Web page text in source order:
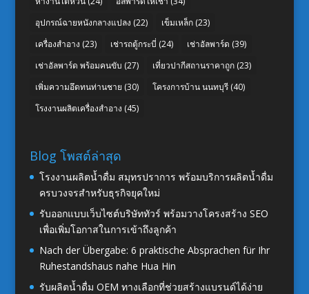
อุปกรณ์ฉายหนังกลางแปลง (22) เข็มเหล็ก(23)
เครื่องสำอาง (23) เช่ารถตู้กระบี่ (24) เช่าอัลพาร์ด (39)
เช่าอัลพาร์ด พร้อมคนขับ (27) เที่ยวปากีสถานราคาถูก(23)
เพิ่มความอึดทนท่านชาย (30) โครงการบ้าน นนทบุรี(40)
โรงงานผลิตเครื่องสำอาง (45)
Blog โพสต์ล่าสุด
โรงงานผลิตน้ำดื่ม สมุทรปราการ พร้อมบริการผลิตน้ำดื่ม
ครบวงจรสำหรับธุรกิจยุคใหม่
รับออกแบบเว็บไซต์บริษัททัวร์ พร้อมวางโครงสร้าง SEO
เพื่อเพิ่มโอกาสในการเข้าถึงลูกค้า
Nach der Übergabe: 6 praktische Absprachen für Ihr
Ruhestandshaus nahe Hua Hin
รับผลิตน้ำดื่ม OEM ทางเลือกที่ช่วยสร้างแบรนด์ได้ง่าย